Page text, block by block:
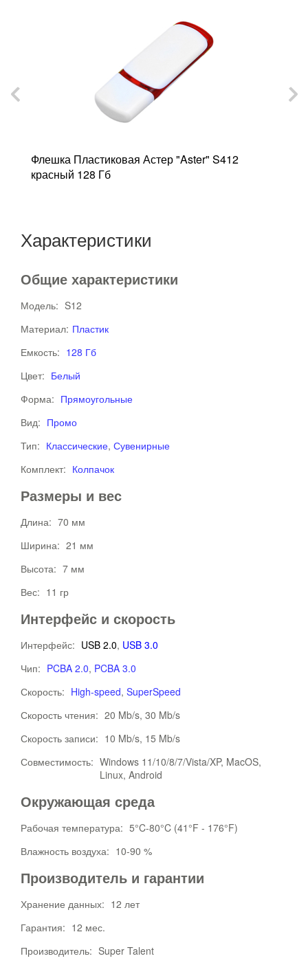
Флешка Пластиковая Астер "Aster" S412
красный 128 Гб
Характеристики
Общие характеристики
Модель: S12
Материал: Пластик
Емкость: 128 Гб
Цвет: Белый
Форма: Прямоугольные
Вид: Промо
Тип: Классические, Сувенирные
Комплект: Колпачок
Размеры и вес
Длина: 70 мм
Ширина: 21 мм
Высота: 7 мм
Вес: 11 гр
Интерфейс и скорость
Интерфейс: USB 2.0, USB 3.0
Чип: PCBA 2.0, PCBA 3.0
Скорость: High-speed, SuperSpeed
Скорость чтения: 20 Mb/s, 30 Mb/s
Скорость записи: 10 Mb/s, 15 Mb/s
Совместимость: Windows 11/10/8/7/Vista/XP, MacOS,
Linux, Android
Окружающая среда
Рабочая температура: 5°C-80°C (41°F - 176°F)
Влажность воздуха: 10-90 %
Производитель и гарантии
Хранение данных: 12 лет
Гарантия: 12 мес.
Производитель: Super Talent